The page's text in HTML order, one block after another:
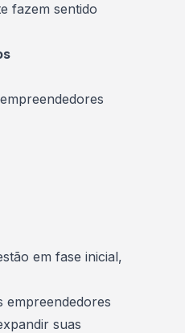
fazem sentido
em fase inicial,
empreendedores
suas